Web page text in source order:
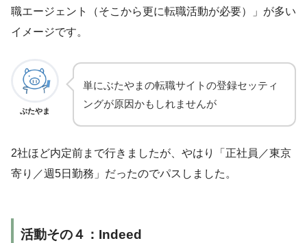
職エージェント（そこから更に転職活動が必要）」が多い
イメージです。
ぶたやま
単にぶたやまの転職サイトの登録セッティ
ングが原因かもしれませんが
2社ほど内定前まで行きましたが、やはり「正社員／東京
寄り／週5日勤務」だったのでパスしました。
活動その４：Indeed